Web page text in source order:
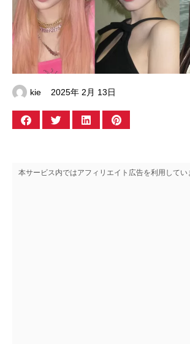
kie 2025年 2月 13日
本サービス内ではアフィリエイト広告を利用してい